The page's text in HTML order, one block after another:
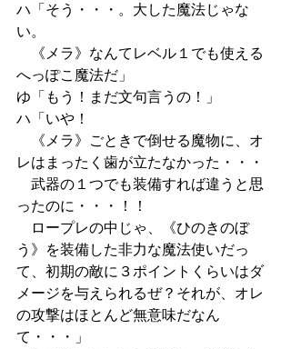
ハ「そう・・・。大した魔法じゃな
い。
《メラ》なんてレベル１でも使える
へっぽこ魔法だ」
ゆ「もう！まだ文句言うの！」
ハ「いや！
《メラ》ごときで倒せる魔物に、オ
レはまったく歯が立たなかった・・・
武器の１つでも装備すれば違うと思
ったのに・・・！！
ロープレの中じゃ、《ひのきのぼ
う》を装備した非力な魔法使いだっ
て、初期の敵に３ポイントくらいはダ
メージを与えられるぜ？それが、オレ
の攻撃はほとんど無意味だなん
て・・・」